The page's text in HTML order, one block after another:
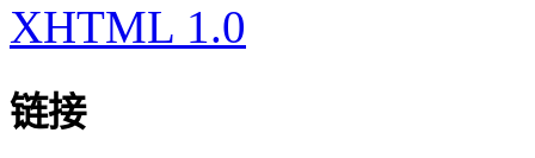
XHTML 1.0
链接